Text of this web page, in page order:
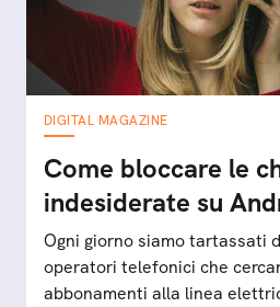
DIGITAL MAGAZINE
Come bloccare le
indesiderate su
Ogni giorno siamo tartassati
operatori telefonici che
abbonamenti alla linea